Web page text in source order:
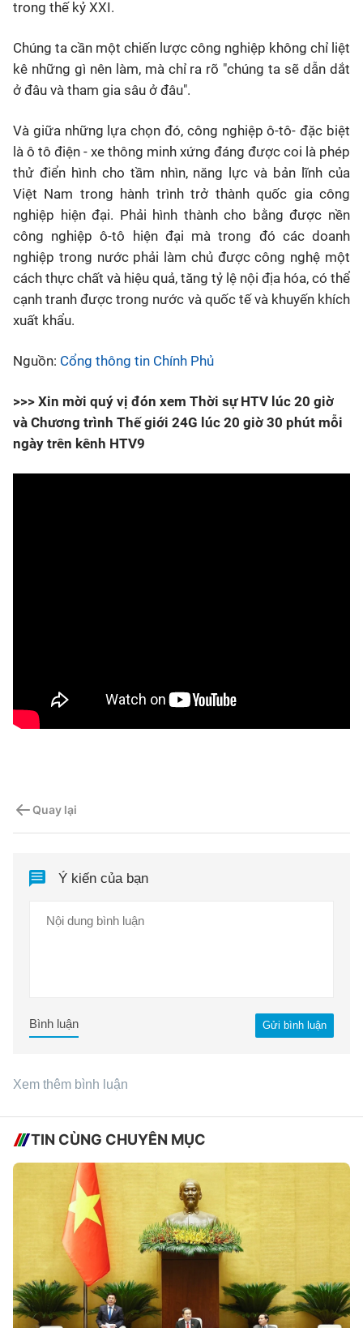
trong thế kỷ XXI.
Chúng ta cần một chiến lược công nghiệp không chỉ liệt
kê những gì nên làm, mà chỉ ra rõ "chúng ta sẽ dẫn dắt
ở đâu và tham gia sâu ở đâu".
Và giữa những lựa chọn đó, công nghiệp ô-tô- đặc biệt
là ô tô điện - xe thông minh xứng đáng được coi là phép
thử điển hình cho tầm nhìn, năng lực và bản lĩnh của
Việt Nam trong hành trình trở thành quốc gia công
nghiệp hiện đại. Phải hình thành cho bằng được nền
công nghiệp ô-tô hiện đại mà trong đó các doanh
nghiệp trong nước phải làm chủ được công nghệ một
cách thực chất và hiệu quả, tăng tỷ lệ nội địa hóa, có thể
cạnh tranh được trong nước và quốc tế và khuyến khích
xuất khẩu.
Nguồn: Cổng thông tin Chính Phủ
>>> Xin mời quý vị đón xem Thời sự HTV lúc 20 giờ
và Chương trình Thế giới 24G lúc 20 giờ 30 phút mỗi
ngày trên kênh HTV9
Quay lại
Ý kiến của bạn
Gửi bình luận
Bình luận
Xem thêm bình luận
TIN CÙNG CHUYÊN MỤC